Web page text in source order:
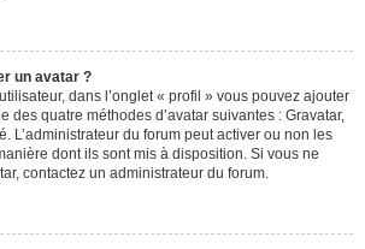
un avatar ?
dans l’onglet « profil » vous pouvez ajouter
des quatre méthodes d’avatar suivantes : Gravatar,
L’administrateur du forum peut activer ou non les
dont ils sont mis à disposition. Si vous ne
contactez un administrateur du forum.